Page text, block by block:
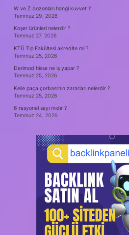
W ve Z bozonları hangi kuvvet ?
Temmuz 29, 2026
Koşer ürünleri nelerdir ?
Temmuz 27, 2026
KTÜ Tıp Fakültesi akredite mi ?
Temmuz 25, 2026
Derimod hisse ne iş yapar ?
Temmuz 25, 2026
Kelle paça çorbası’nın zararları nelerdir ?
Temmuz 25, 2026
6 rasyonel sayı mıdır ?
Temmuz 24, 2026